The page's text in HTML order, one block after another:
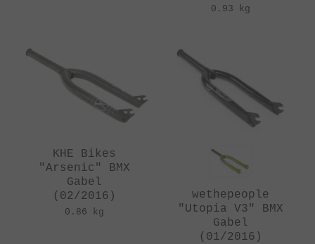
0.93 kg
KHE Bikes
"Arsenic" BMX
Gabel
(02/2016)
0.86 kg
wethepeople
"Utopia V3" BMX
Gabel
(01/2016)